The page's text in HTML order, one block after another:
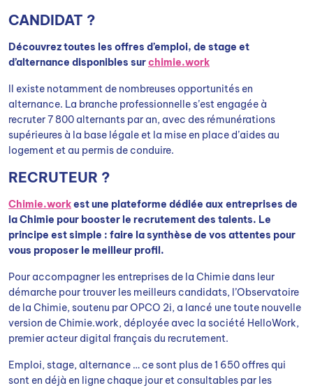
CANDIDAT ?
Découvrez toutes les offres d’emploi, de stage et
d’alternance disponibles surchimie.work
Il existe notamment de nombreuses opportunités en
alternance. La branche professionnelle s’est engagée à
recruter 7 800 alternants par an, avec des rémunérations
supérieures à la base légale et la mise en place d’aides au
logement et au permis de conduire.
RECRUTEUR ?
Chimie.workest une plateforme dédiée aux entreprises de
la Chimie pour booster le recrutement des talents. Le
principe est simple : faire la synthèse de vos attentes pour
vous proposer le meilleur profil.
Pour accompagner les entreprises de la Chimie dans leur
démarche pour trouver les meilleurs candidats, l’Observatoire
de la Chimie, soutenu par OPCO 2i, a lancé une toute nouvelle
version de Chimie.work, déployée avec la société HelloWork,
premier acteur digital français du recrutement.
Emploi, stage, alternance … ce sont plus de 1 650 offres qui
sont en déjà en ligne chaque jour et consultables par les